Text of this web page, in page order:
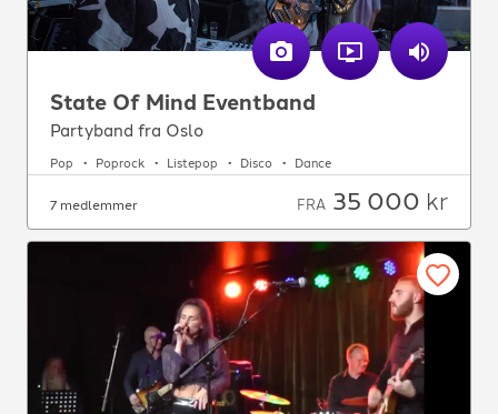
State Of Mind Eventband
Partyband fra Oslo
Pop Poprock Listepop Disco Dance
7 medlemmer FRA 35 000 kr